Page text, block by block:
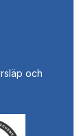
och